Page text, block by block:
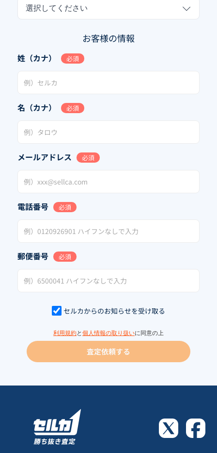
選択してください
お客様の情報
姓（カナ） 必須
名（カナ） 必須
メールアドレス 必須
電話番号 必須
郵便番号 必須
セルカからのお知らせを受け取る
利用規約と 個人情報の取り扱いに同意の上
査定依頼する